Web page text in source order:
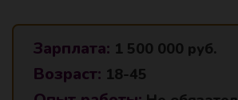
Зарплата: 1 500 000 руб.
Возраст: 18-45